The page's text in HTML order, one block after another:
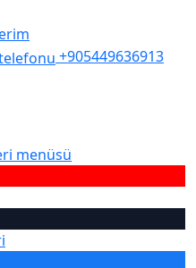
+905449636913